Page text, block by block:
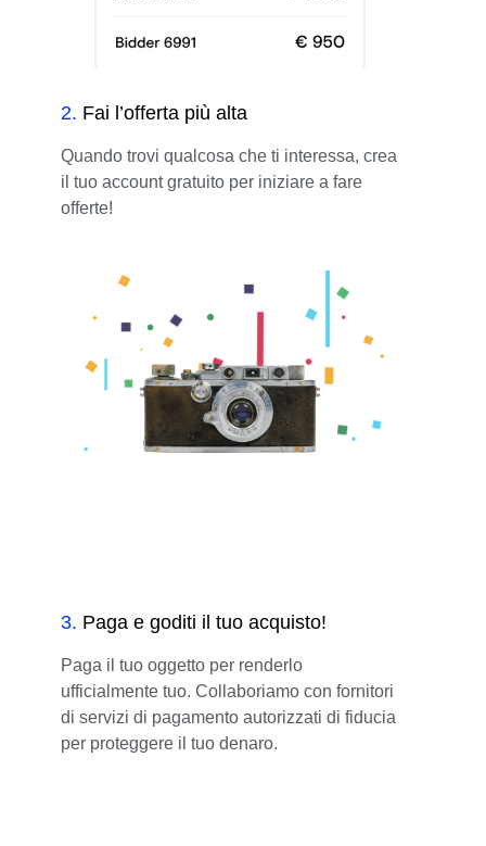
2. Fai l’offerta più alta
Quando trovi qualcosa che ti interessa, crea
il tuo account gratuito per iniziare a fare
offerte!
3. Paga e goditi il tuo acquisto!
Paga il tuo oggetto per renderlo
ufficialmente tuo. Collaboriamo con fornitori
di servizi di pagamento autorizzati di fiducia
per proteggere il tuo denaro.